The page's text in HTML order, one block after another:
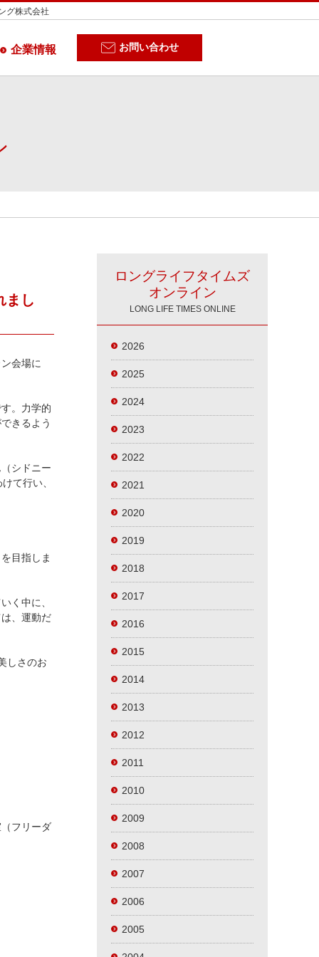
グ株式会社
企業情報 お問い合わせ
まし
会場に
。力学的
きるよう
シドニー
て行い、
目指しま
く中に、
、運動だ
しさのお
フリーダ
ロングライフタイムズ
オンライン
LONG LIFE TIMES ONLINE
2026
2025
2024
2023
2022
2021
2020
2019
2018
2017
2016
2015
2014
2013
2012
2011
2010
2009
2008
2007
2006
2005